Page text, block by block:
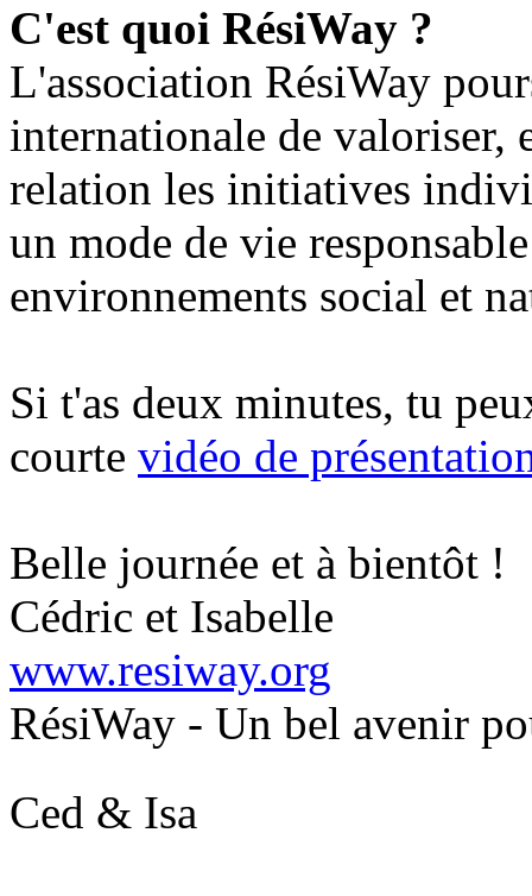
C'est quoi RésiWay ?
L'association RésiWay
internationale de valoriser,
relation les initiatives
un mode de vie
environnements social et
Si t'as deux minutes, tu
courte vidéo de
Belle journée et à bientôt !
Cédric et Isabelle
www.resiway.org
RésiWay - Un bel avenir
Ced & Isa